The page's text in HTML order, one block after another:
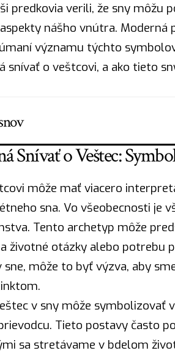
predkovia verili, že sny môžu
nášho vnútra. Moderná
významu týchto
snívať o veštcovi, a ako tieto
Snívať o Veštec:
môže mať viacero
sna. Vo všeobecnosti je
Tento archetyp môže
životné otázky alebo potrebu
sne, môže to byť výzva, aby
v sny môže symbolizovať
Tieto postavy často
sa stretávame v bdelom